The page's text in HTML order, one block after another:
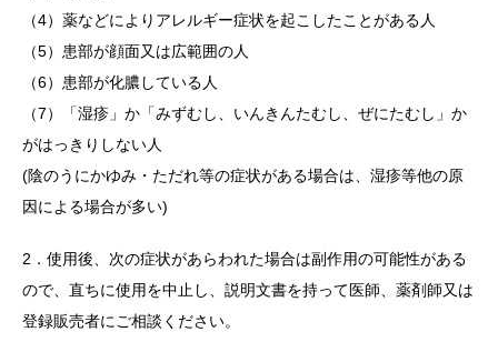
（4）薬などによりアレルギー症状を起こしたことがある人
（5）患部が顔面又は広範囲の人
（6）患部が化膿している人
（7）「湿疹」か「みずむし、いんきんたむし、ぜにたむし」か
がはっきりしない人
(陰のうにかゆみ・ただれ等の症状がある場合は、湿疹等他の原
因による場合が多い)
2．使用後、次の症状があらわれた場合は副作用の可能性がある
ので、直ちに使用を中止し、説明文書を持って医師、薬剤師又は
登録販売者にご相談ください。